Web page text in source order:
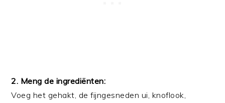
2. Meng de ingrediënten:
Voeg het gehakt, de fijngesneden ui, knoflook,